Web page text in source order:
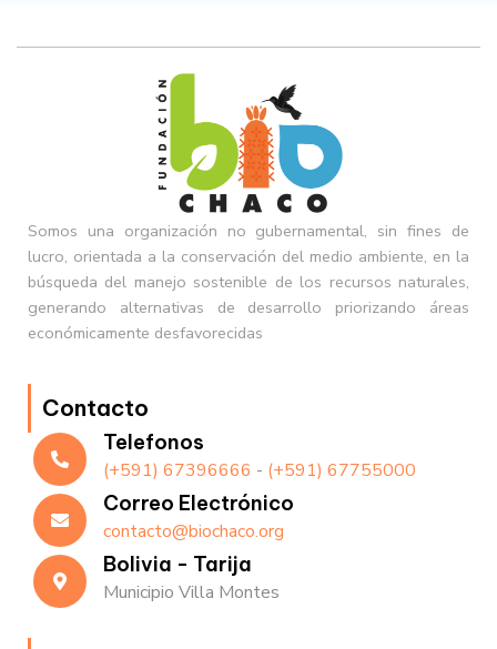
Somos una organización no gubernamental, sin fines de
lucro, orientada a la conservación del medio ambiente, en la
búsqueda del manejo sostenible de los recursos naturales,
generando alternativas de desarrollo priorizando áreas
económicamente desfavorecidas
Contacto
Telefonos
(+591) 67396666 - (+591) 67755000
Correo Electrónico
contacto@biochaco.org
Bolivia - Tarija
Municipio Villa Montes